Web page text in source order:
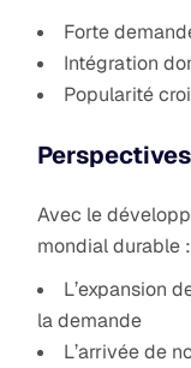
Forte
Intégration
Popularité
Avec le
mondial durable :
L’expansion
la demande
L’arrivée de